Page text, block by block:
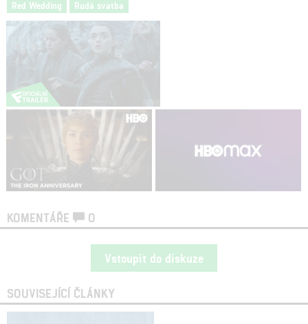
Red Wedding Rudá svatba
KOMENTÁŘE 0
Vstoupit do diskuze
SOUVISEJÍCÍ ČLÁNKY